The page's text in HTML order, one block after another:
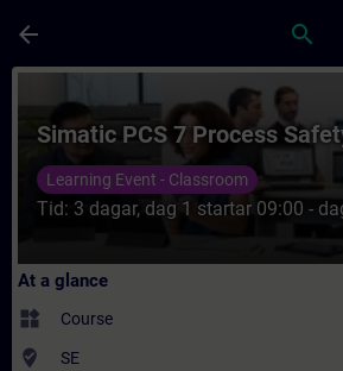
arrow_back search
Course - Simatic PCS 7
Simatic PCS 7 Process
Learning Event - Classroom
Tid: 3 dagar, dag 1 startar 09:00 -
At a glance
widgets Course
where_to_vote SE